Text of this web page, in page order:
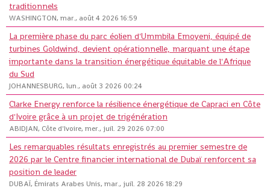
traditionnels
WASHINGTON, mar., août 4 2026 16:59
La première phase du parc éolien d'Ummbila Emoyeni, équipé de
turbines Goldwind, devient opérationnelle, marquant une étape
importante dans la transition énergétique équitable de l'Afrique
du Sud
JOHANNESBURG, lun., août 3 2026 00:24
Clarke Energy renforce la résilience énergétique de Capraci en Côte
d'Ivoire grâce à un projet de trigénération
ABIDJAN, Côte d'Ivoire, mer., juil. 29 2026 07:00
Les remarquables résultats enregistrés au premier semestre de
2026 par le Centre financier international de Dubaï renforcent sa
position de leader
DUBAÏ, Émirats Arabes Unis, mar., juil. 28 2026 18:29